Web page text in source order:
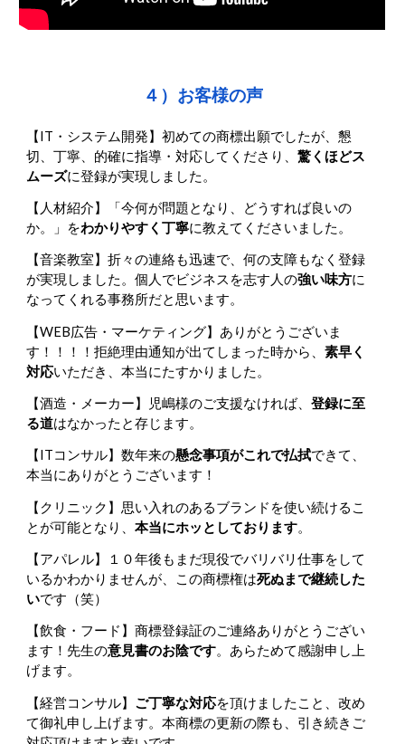
４）お客様の声
【IT・システム開発】初めての商標出願でしたが、懇
切、丁寧、的確に指導・対応してくださり、驚くほどス
ムーズに登録が実現しました。
【 人材紹介】
「今何が問題となり、どうすれば良いの
か。」をわかりやすく丁寧に教えてくださいました。
【音楽教室】折々の連絡も迅速で、何の支障もなく登録
が実現しました。個人でビジネスを志す人の強い味方に
なってくれる事務所だと思います。
【WEB広告・マーケティング】 ありがとうございま
す！！！！拒絶理由通知が出てしまった時から、素早く
対応いただき、本当にたすかりました。
【酒造・メーカー】 児嶋様のご支援なければ、登録に至
る道はなかったと存じます。
【ITコンサル】数年来の懸念事項がこれで払拭できて、
本当にありがとうございます！
【クリニック】思い入れのあるブランドを使い続けるこ
とが可能となり、本当にホッとしております。
【アパレル】
１０年後もまだ現役でバリバリ仕事をして
いるかわかりませんが、この商標権は死ぬまで継続した
いです（笑）
【飲食・フード】商標登録証のご連絡ありがとうござい
ます！先生の意見書のお陰です。あらためて感謝申し上
げます。
【経営コンサル】 ご丁寧な対応を頂けましたこと、改め
て御礼申し上げます。本商標の更新の際も、引き続きご